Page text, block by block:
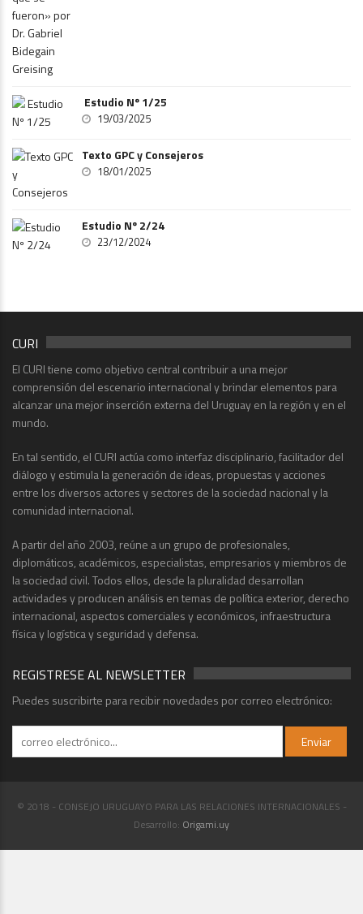
Estudio Nº 1/25
19/03/2025
Texto GPC y Consejeros
18/01/2025
Estudio Nº 2/24
23/12/2024
CURI
El CURI tiene como objetivo central contribuir a una mejor
comprensión del escenario internacional y brindar elementos para
alcanzar una mejor inserción externa del Uruguay en la región y en el
mundo.
En tal sentido, el CURI actúa como interfaz disciplinario, facilitador del
diálogo y estimula la generación de ideas, propuestas y acciones
entre los diversos actores y sectores de la sociedad nacional y la
comunidad internacional.
A partir del año 2003, reúne a un grupo de profesionales,
diplomáticos, académicos, especialistas, empresarios y miembros de
la sociedad civil. Todos ellos, desde la pluralidad desarrollan
actividades y producen análisis en temas de política exterior, derecho
internacional, aspectos comerciales y económicos, infraestructura
física y logística y seguridad y defensa.
REGISTRESE AL NEWSLETTER
Puedes suscribirte para recibir novedades por correo electrónico:
© 2018 - CONSEJO URUGUAYO PARA LAS RELACIONES INTERNACIONALES -
Desarrollo: Origami.uy